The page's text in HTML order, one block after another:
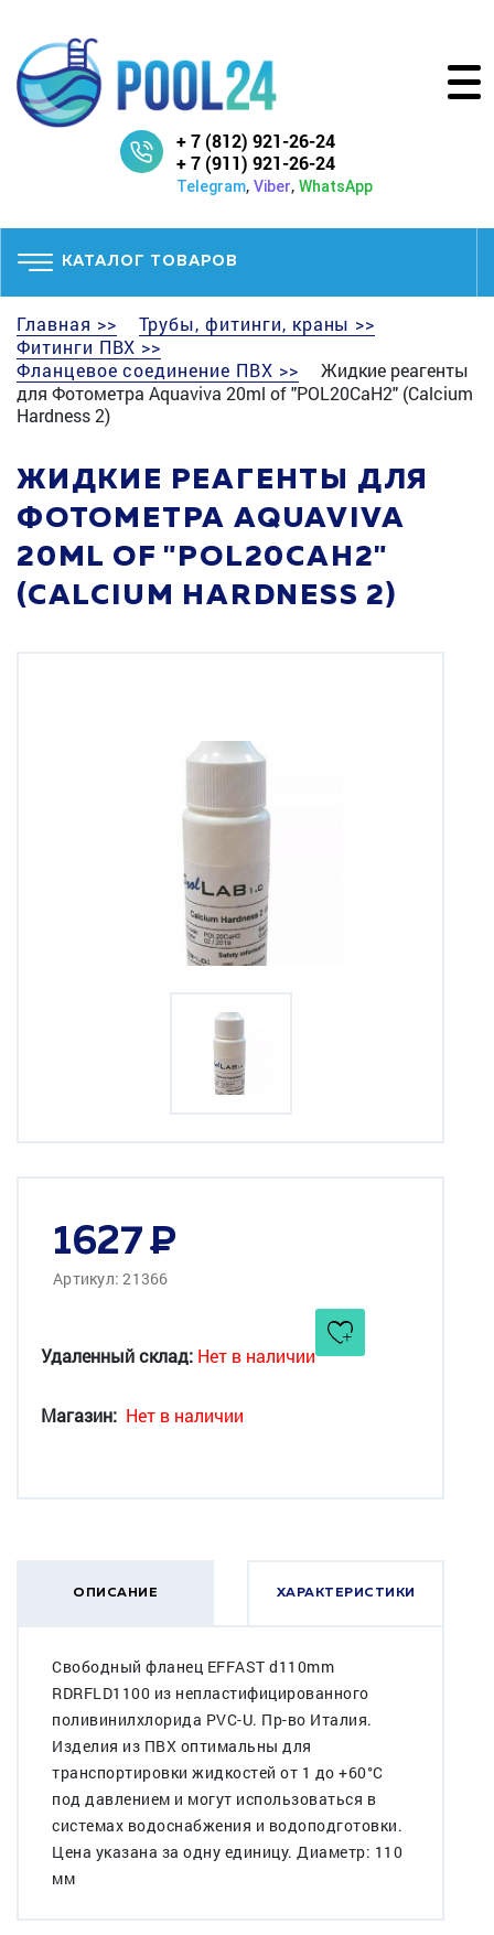
+ 7 (812) 921-26-24
+ 7 (911) 921-26-24
Telegram, Viber, WhatsApp
КАТАЛОГ ТОВАРОВ
Главная >>
Трубы, фитинги, краны >>
Фитинги ПВХ >>
Фланцевое соединение ПВХ >>
Жидкие реагенты
для Фотометра Aquaviva 20ml of "POL20CaH2" (Calcium
Hardness 2)
ЖИДКИЕ РЕАГЕНТЫ ДЛЯ
ФОТОМЕТРА AQUAVIVA
20ML OF "POL20CAH2"
(CALCIUM HARDNESS 2)
1627
Артикул: 21366
Удаленный склад: Нет в наличии
Магазин: Нет в наличии
ОПИСАНИЕ ХАРАКТЕРИСТИКИ
Свободный фланец EFFAST d110mm
RDRFLD1100 из непластифицированного
поливинилхлорида PVC-U. Пр-во Италия.
Изделия из ПВХ оптимальны для
транспортировки жидкостей от 1 до +60°C
под давлением и могут использоваться в
системах водоснабжения и водоподготовки.
Цена указана за одну единицу. Диаметр: 110
мм